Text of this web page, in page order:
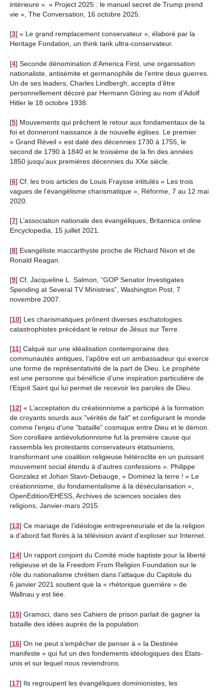
intérieure ». « Project 2025 : le manuel secret de Trump prend
vie », The Conversation, 16 octobre 2025.
[3] « Le grand remplacement conservateur », élaboré par la
Heritage Fondation, un think tank ultra-conservateur.
[4] Seconde dénomination d’America First, une organisation
nationaliste, antisémite et germanophile de l’entre deux guerres.
Un de ses leaders, Charles Lindbergh, accepta d’être
personnellement décoré par Hermann Göring au nom d’Adolf
Hitler le 18 octobre 1938.
[5] Mouvements qui prêchent le retour aux fondamentaux de la
foi et donneront naissance à de nouvelle églises. Le premier
« Grand Réveil » est daté des décennies 1730 à 1755, le
second de 1790 à 1840 et le troisième de la fin des années
1850 jusqu’aux premières décennies du XXe siècle.
[6] Cf. les trois articles de Louis Fraysse intitulés « Les trois
vagues de l’évangélisme charismatique », Réforme, 7 au 12 mai
2020.
[7] L’association nationale des évangéliques, Britannica online
Encyclopedia, 15 juillet 2021.
[8] Evangéliste maccarthyste proche de Richard Nixon et de
Ronald Reagan.
[9] Cf. Jacqueline L. Salmon, “GOP Senator Investigates
Spending at Several TV Ministries”, Washington Post, 7
novembre 2007.
[10]
Les charismatiques prônent diverses eschatologies
catastrophistes précédant le retour de Jésus sur Terre.
[11] Calqué sur une idéalisation contemporaine des
communautés antiques, l’apôtre est un ambassadeur qui exerce
une forme de représentativité de la part de Dieu. Le prophète
est une personne qui bénéficie d’une inspiration particulière de
l’Esprit Saint qui lui permet de recevoir les paroles de Dieu.
[12] « L’acceptation du créationnisme a participé à la formation
de croyants sourds aux "vérités de fait" et configurant le monde
comme l’enjeu d’une "bataille" cosmique entre Dieu et le démon.
Son corollaire antiévolutionnisme fut la première cause qui
rassembla les protestants conservateurs étatsuniens,
transformant une coalition religieuse hétéroclite en un puissant
mouvement social étendu à d’autres confessions ». Philippe
Gonzalez et Johan Stavo-Debauge, « Dominez la terre ! » Le
créationnisme, du fondamentalisme à la désécularisation »,
OpenEdition/EHESS, Archives de sciences sociales des
religions, Janvier-mars 2015.
[13] Ce mariage de l’idéologie entrepreneuriale et de la religion
a d’abord fait florès à la télévision avant d’exploser sur Internet.
[14] Un rapport conjoint du Comité mixte baptiste pour la liberté
religieuse et de la Freedom From Religion Foundation sur le
rôle du nationalisme chrétien dans l’attaque du Capitole du
6 janvier 2021 soutient que la « rhétorique guerrière » de
Wallnau y est liée.
[15] Gramsci, dans ses Cahiers de prison parlait de gagner la
bataille des idées auprès de la population.
[16] On ne peut s’empêcher de penser à « la Destinée
manifeste » qui fut un des fondements idéologiques des Etats-
unis et sur lequel nous reviendrons.
[17] Ils regroupent les évangéliques dominionistes, les